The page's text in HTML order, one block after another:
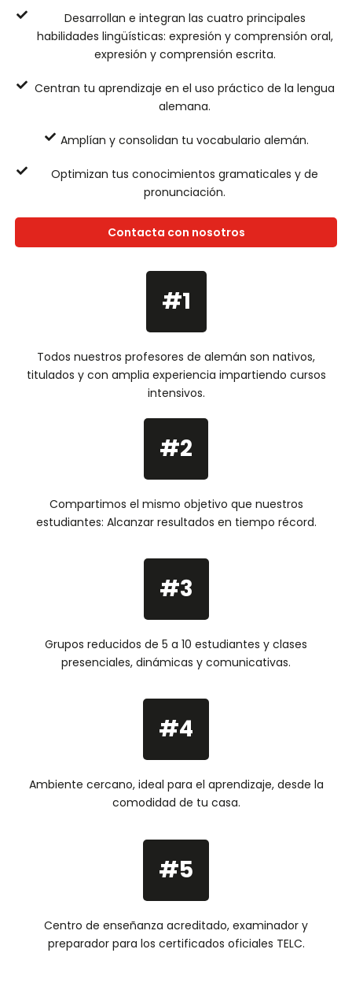
Desarrollan e integran las cuatro principales
habilidades lingüísticas: expresión y comprensión oral,
expresión y comprensión escrita.
Centran tu aprendizaje en el uso práctico de la lengua
alemana.
Amplían y consolidan tu vocabulario alemán.
Optimizan tus conocimientos gramaticales y de
pronunciación.
Contacta con nosotros
#1
Todos nuestros profesores de alemán son nativos,
titulados y con amplia experiencia impartiendo cursos
intensivos.
#2
Compartimos el mismo objetivo que nuestros
estudiantes: Alcanzar resultados en tiempo récord.
#3
Grupos reducidos de 5 a 10 estudiantes y clases
presenciales, dinámicas y comunicativas.
#4
Ambiente cercano, ideal para el aprendizaje, desde la
comodidad de tu casa.
#5
Centro de enseñanza acreditado, examinador y
preparador para los certificados oficiales TELC.